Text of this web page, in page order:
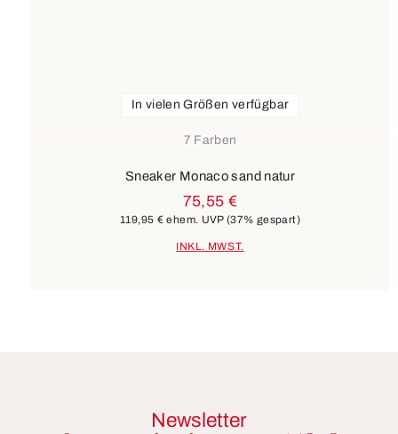
7 Farben
In vielen Größen verfügbar
Sneaker Monaco sand natur
75,55 €
119,95 € ehem. UVP(37% gespart)
INKL. MWST.
Newsletter